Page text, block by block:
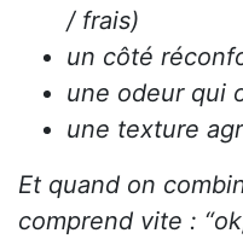
/ frais)
un côté
une odeur qui
une texture
Et quand on
comprend vite :